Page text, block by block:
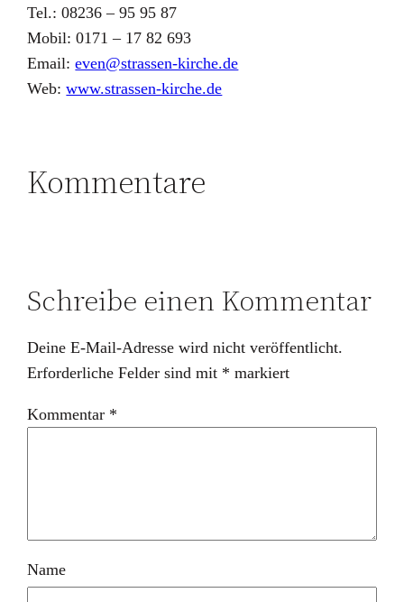
Tel.: 08236 – 95 95 87
Mobil: 0171 – 17 82 693
Email:even@strassen-kirche.de
Web:www.strassen-kirche.de
Kommentare
Schreibe einen Kommentar
Deine E-Mail-Adresse wird nicht veröffentlicht.
Erforderliche Felder sind mit * markiert
Kommentar *
Name